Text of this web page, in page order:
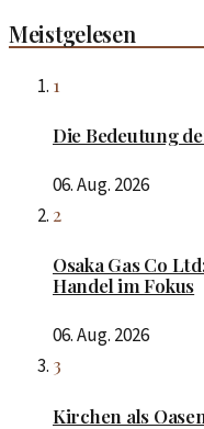
Meistgelesen
1
Die Bedeutung
06. Aug. 2026
2
Osaka Gas Co
Handel im Fokus
06. Aug. 2026
3
Kirchen als